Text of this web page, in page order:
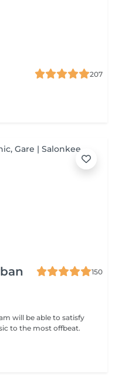
207
150
will be able to satisfy
to the most offbeat.